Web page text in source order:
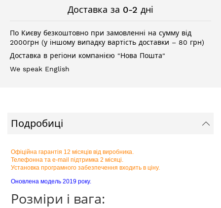
Доставка за 0-2 дні
По Києву безкоштовно при замовленні на сумму від
2000грн (у іншому випадку вартість доставки – 80 грн)
Доставка в регіони компанією "Нова Пошта"
We speak English
Подробиці
Офіційна гарантія 12 місяців від виробника.
Телефонна та e-mail підтримка 2 місяці.
Установка програмного забезпечення входить в ціну.
Оновлена модель 2019 року.
Розміри і вага: